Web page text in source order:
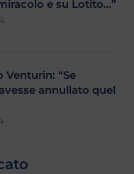
e su Lotito…”
Venturin: “Se
annullato quel